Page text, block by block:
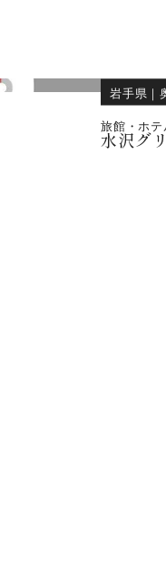
岩手県 ｜
旅館・ホ
水沢グ